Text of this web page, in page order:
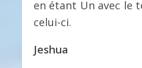
en étant Un avec le
celui-ci.
Jeshua